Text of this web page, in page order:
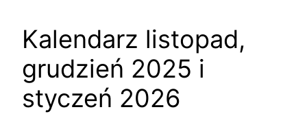
Kalendarz listopad,
grudzień 2025 i
styczeń 2026